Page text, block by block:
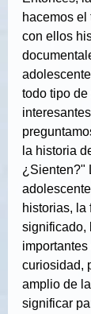
hacemos
con ellos
todo tipo
la historia
¿Sienten?"
historias, la
significado,
curiosidad,
amplio de
significar